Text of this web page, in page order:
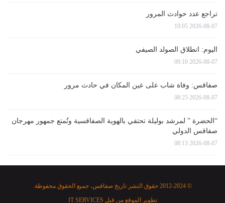
تراجع عدد حوادث المرور
2026-08-07 10:05
اليوم: انطلاق الصولد الصيفي
2026-08-07 09:10
صفاقس: وفاة شاب على عين المكان في حادث مرور
2026-08-07 08:25
“الحضرة ” لمرشد بوليلة تحتفي بالهوية الصفاقسية وتُمتع جمهور مهرجان
صفاقس الدولي
2026-08-07 08:13
© 2012-2024 حقوق النشر تاريخ صفاقس، جميع الحقوق محفوظة.
تطوير الموقع من قبل IT SERVICES